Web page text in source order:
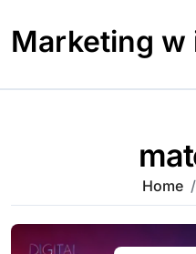
content
Marketing
Home